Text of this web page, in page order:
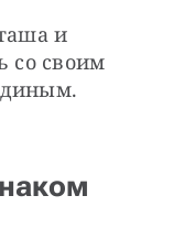
и
со своим